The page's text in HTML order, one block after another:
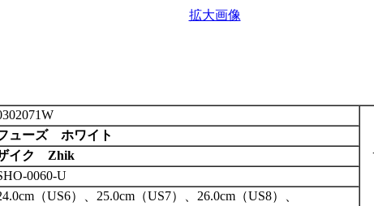
拡大画像
ューズ ホワイト
イク Zhik
0060-U
（US6）、25.0cm（US7）、26.0cm（US8）、